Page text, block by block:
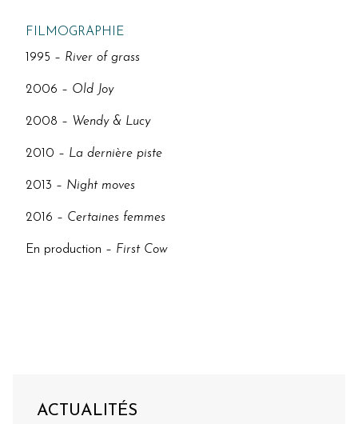
FILMOGRAPHIE
1995 – River of grass
2006 – Old Joy
2008 – Wendy & Lucy
2010 – La dernière piste
2013 – Night moves
2016 – Certaines femmes
En production – First Cow
ACTUALITÉS